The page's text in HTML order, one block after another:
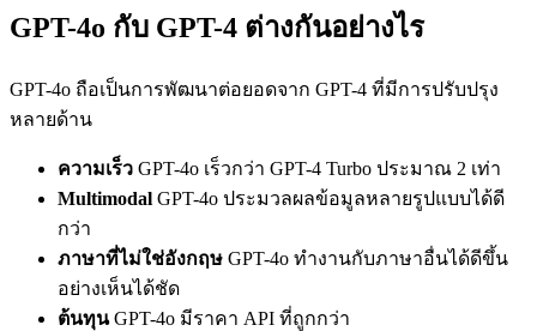
GPT-4o กับ GPT-4 ต่างกันอย่างไร
GPT-4o ถือเป็นการพัฒนาต่อยอดจาก GPT-4 ที่มีการปรับปรุง
หลายด้าน
ความเร็ว GPT-4o เร็วกว่า GPT-4 Turbo ประมาณ 2 เท่า
Multimodal GPT-4o ประมวลผลข้อมูลหลายรูปแบบได้ดี
กว่า
ภาษาที่ไม่ใช่อังกฤษ GPT-4o ทำงานกับภาษาอื่นได้ดีขึ้น
อย่างเห็นได้ชัด
ต้นทุนGPT-4o มีราคา API ที่ถูกกว่า